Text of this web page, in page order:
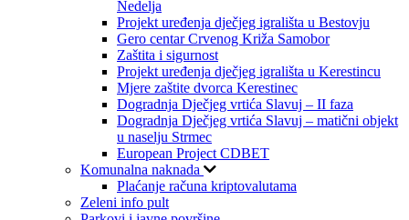
Nedelja
Projekt uređenja dječjeg igrališta u Bestovju
Gero centar Crvenog Križa Samobor
Zaštita i sigurnost
Projekt uređenja dječjeg igrališta u Kerestincu
Mjere zaštite dvorca Kerestinec
Dogradnja Dječjeg vrtića Slavuj – II faza
Dogradnja Dječjeg vrtića Slavuj – matični objekt
u naselju Strmec
European Project CDBET
Komunalna naknada
Plaćanje računa kriptovalutama
Zeleni info pult